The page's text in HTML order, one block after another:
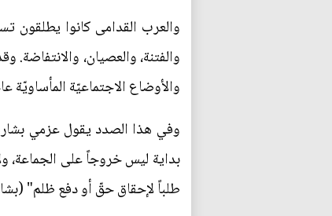
والعرب القدامى كانوا يطلقون
والفتنة، والعصيان،
والأوضاع الاجتماعيّة المأساويّة عام 1850؛ كما أطلقوا على الحركات الفلاحيّة كلمة (العامّيّات)، ومنها عامّيّة كسروان في
وفي هذا الصدد يقول عزمي
بداية ليس خروجاً على الجماعة،
طلباً لإحقاق حقّ أو دفع ظلم"